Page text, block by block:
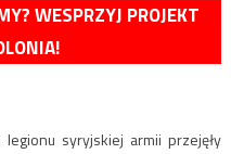
WESPRZYJ PROJEKT
syryjskiej armii przejęły